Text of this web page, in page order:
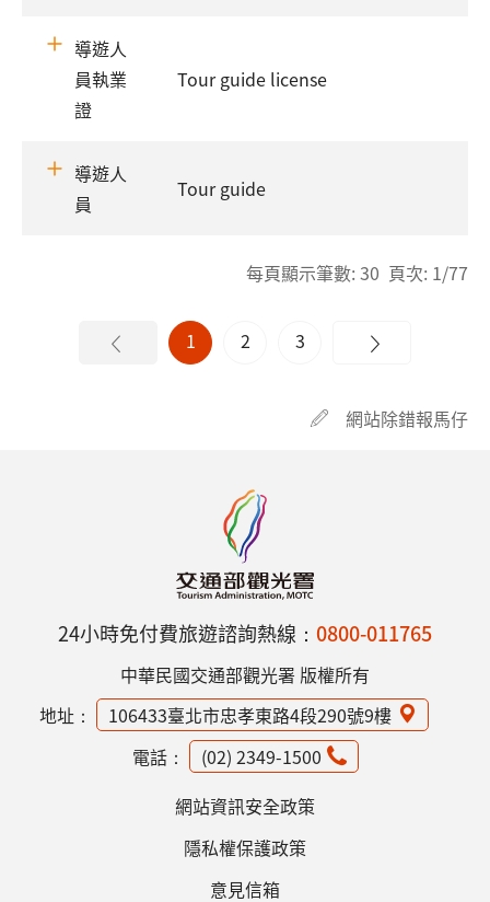
導遊人
員執業
證
Tour guide license
導遊人
員
Tour guide
每頁顯示筆數: 30 頁次: 1/77
1 2 3
網站除錯報馬仔
24小時免付費旅遊諮詢熱線： 0800-011765
中華民國交通部觀光署 版權所有
地址：
106433臺北市忠孝東路4段290號9樓
電話：
(02) 2349-1500
網站資訊安全政策
隱私權保護政策
意見信箱